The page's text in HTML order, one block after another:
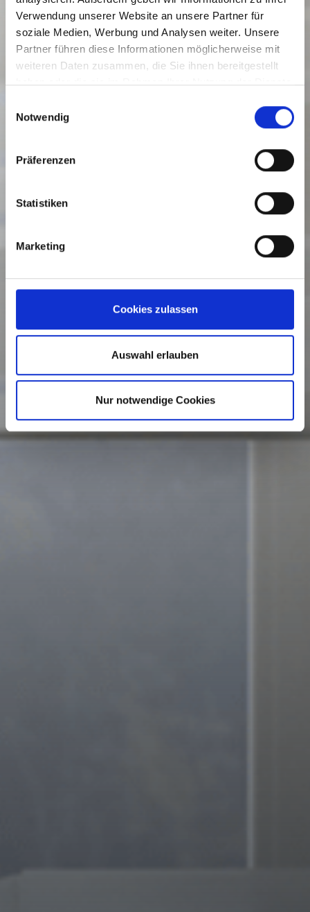
Verwendung unserer Website an unsere Partner für
soziale Medien, Werbung und Analysen weiter. Unsere
Partner führen diese Informationen möglicherweise mit
weiteren Daten zusammen, die Sie ihnen bereitgestellt
haben oder die sie im Rahmen Ihrer Nutzung der Dienste
Notwendig
Präferenzen
Statistiken
Marketing
Cookies zulassen
Auswahl erlauben
Nur notwendige Cookies